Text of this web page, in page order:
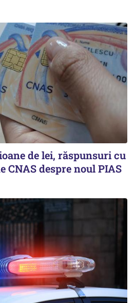
de lei, răspunsuri cu
CNAS despre noul PIAS